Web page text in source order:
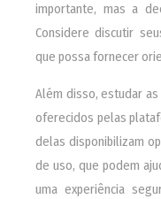
importante, mas a
Considere discutir
que possa fornecer
Além disso, estudar
oferecidos pelas
delas disponibilizam
de uso, que podem
uma experiência